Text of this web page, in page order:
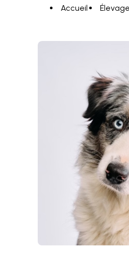
Accueil
Panneau de gestion des cookies